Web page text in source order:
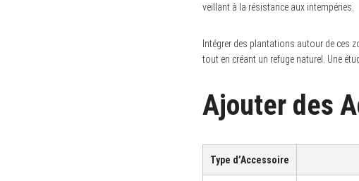
veillant à la résistance aux intempéries.
Intégrer des plantations autour de ces
tout en créant un refuge naturel. Une
Ajouter des
Type d’Accessoire